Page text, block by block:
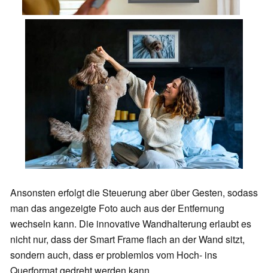
Ansonsten erfolgt die Steuerung aber über Gesten, sodass
man das angezeigte Foto auch aus der Entfernung
wechseln kann. Die innovative Wandhalterung erlaubt es
nicht nur, dass der Smart Frame flach an der Wand sitzt,
sondern auch, dass er problemlos vom Hoch- ins